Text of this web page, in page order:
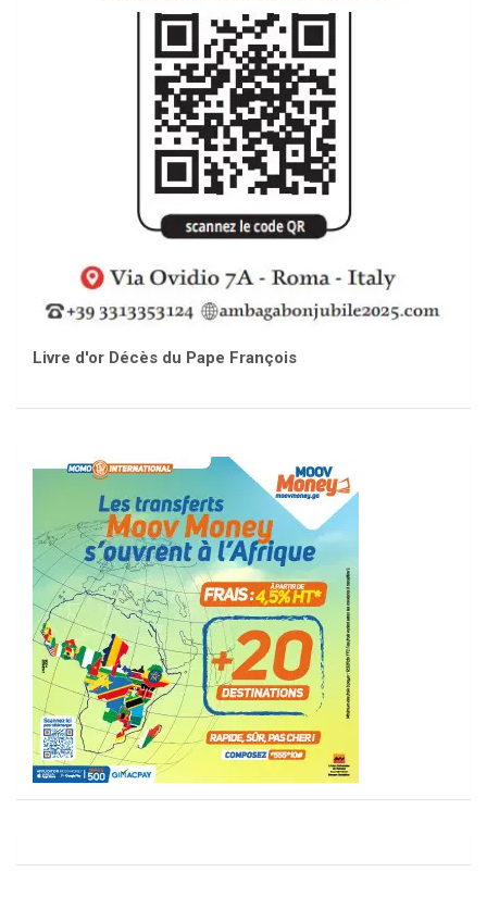
Livre d'or Décès du Pape François